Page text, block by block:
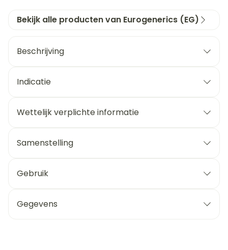
Bekijk alle producten van Eurogenerics (EG)
Beschrijving
Indicatie
Wettelijk verplichte informatie
Samenstelling
Gebruik
Gegevens